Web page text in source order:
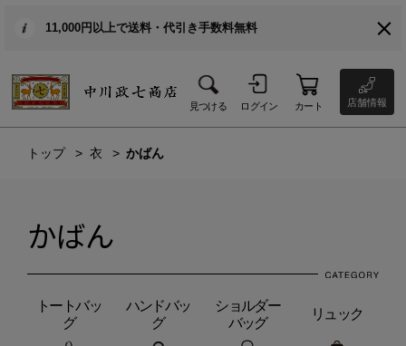
11,000円以上で送料・代引き手数料無料
見つける ログイン カート 店舗情報
トップ 衣 かばん
かばん
トートバッ
グ
ハンドバッ
グ
ショルダー
バッグ
リュック